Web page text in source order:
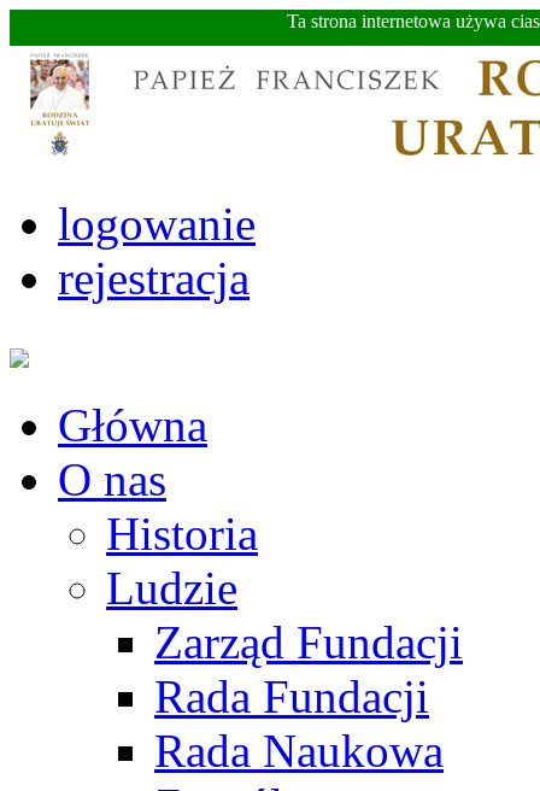
Ta strona internetowa używa
logowanie
rejestracja
Główna
O nas
Historia
Ludzie
Zarząd Fundacji
Rada Fundacji
Rada Naukowa